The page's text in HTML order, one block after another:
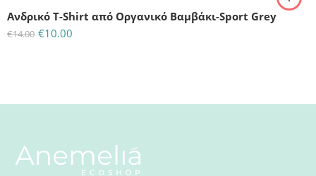
Ανδρικό T-Shirt από Οργανικό Βαμβάκι-Sport Grey
€14.00 €10.00